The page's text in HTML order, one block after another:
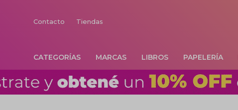
CATEGORÍAS MARCAS LIBROS PAPELERÍA
Contacto Tiendas